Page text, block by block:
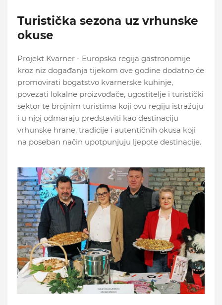
Turistička sezona uz vrhunske
okuse
Projekt Kvarner - Europska regija gastronomije
kroz niz događanja tijekom ove godine dodatno će
promovirati bogatstvo kvarnerske kuhinje,
povezati lokalne proizvođače, ugostitelje i turistički
sektor te brojnim turistima koji ovu regiju istražuju
i u njoj odmaraju predstaviti kao destinaciju
vrhunske hrane, tradicije i autentičnih okusa koji
na poseban način upotpunjuju ljepote destinacije.